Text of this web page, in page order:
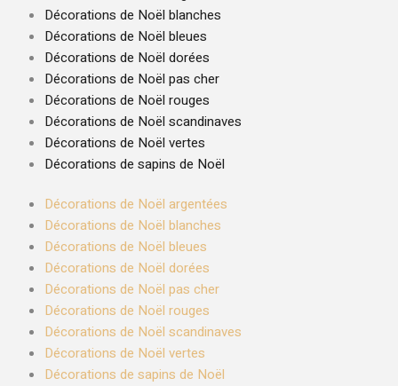
Décorations de Noël blanches
Décorations de Noël bleues
Décorations de Noël dorées
Décorations de Noël pas cher
Décorations de Noël rouges
Décorations de Noël scandinaves
Décorations de Noël vertes
Décorations de sapins de Noël
Décorations de Noël argentées
Décorations de Noël blanches
Décorations de Noël bleues
Décorations de Noël dorées
Décorations de Noël pas cher
Décorations de Noël rouges
Décorations de Noël scandinaves
Décorations de Noël vertes
Décorations de sapins de Noël